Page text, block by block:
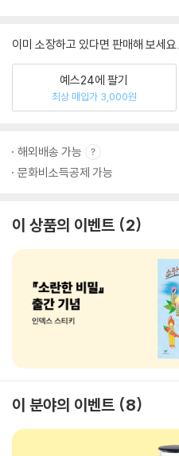
이미 소장하고 있다면 판매해 보세요.
예스24에 팔기
최상 매입가 3,000원
해외배송 가능
문화비소득공제 가능
이 상품의 이벤트 2
이 분야의 이벤트 8